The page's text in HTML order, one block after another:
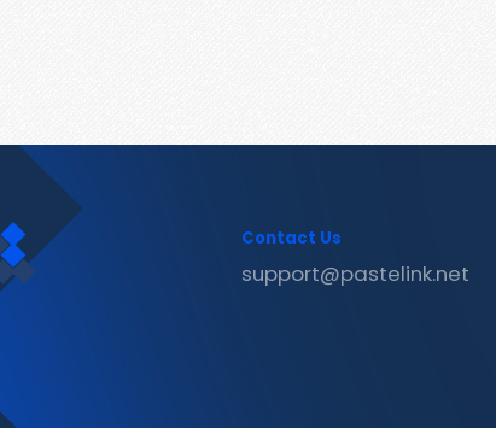
Contact Us
support@pastelink.net